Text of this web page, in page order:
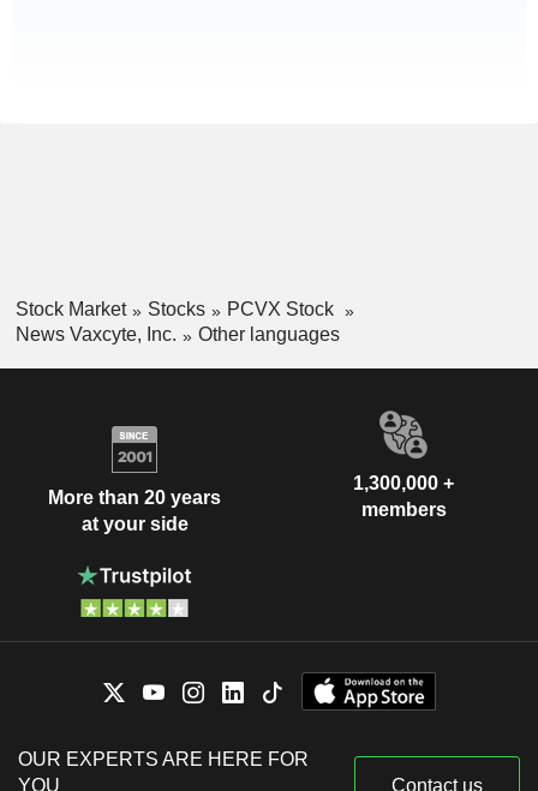
Stock Market Stocks
PCVX Stock
News Vaxcyte, Inc.
Other languages
More than 20 years
at your side
1,300,000 +
members
OUR EXPERTS ARE HERE FOR
YOU
Contact us